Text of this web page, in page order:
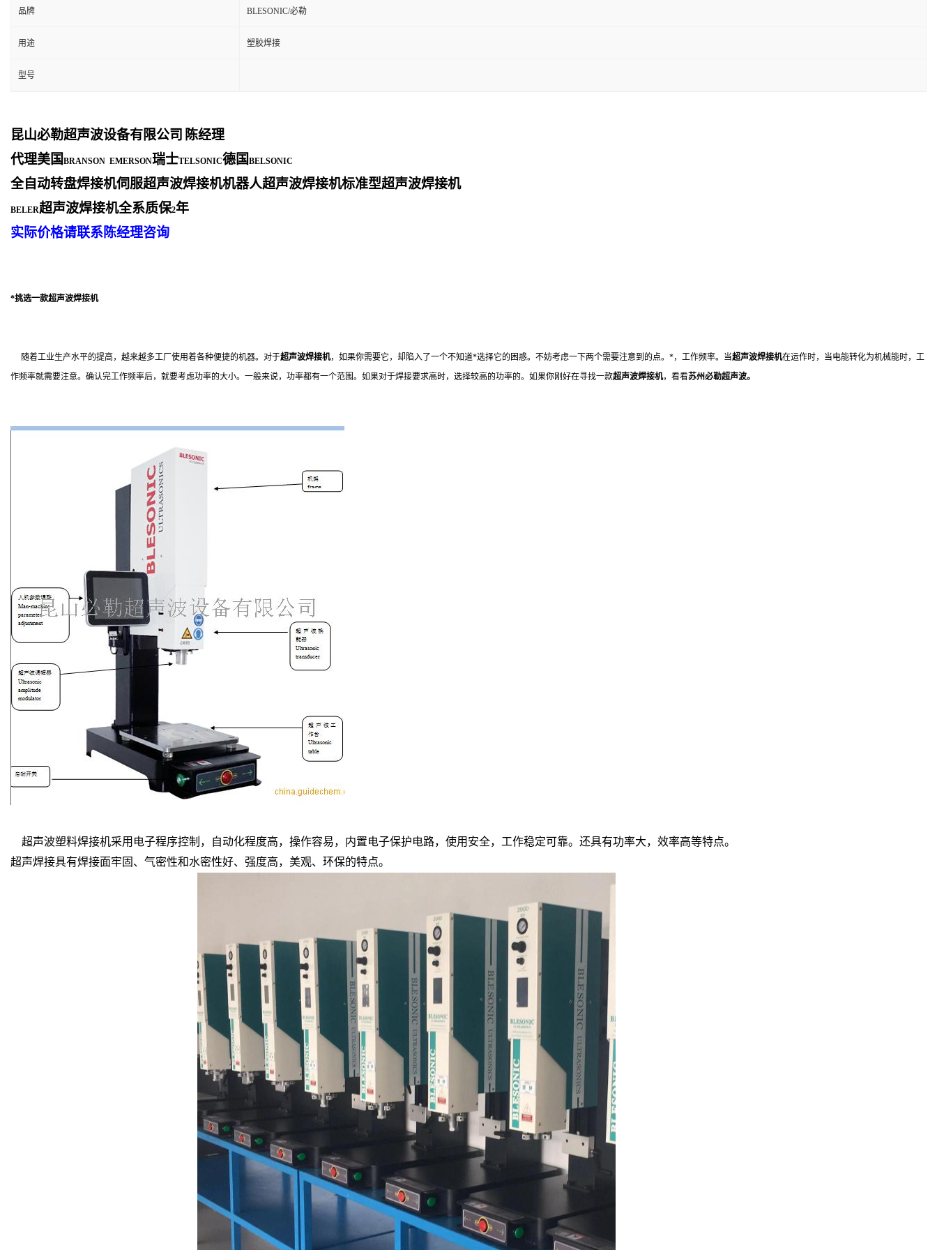
品牌 BLESONIC/必勒
用途 塑胶焊接
型号
昆山必勒超声波设备有限公司 陈经理
代理美国 BRANSON EMERSON瑞士TELSONIC德国 BELSONIC
全自动转盘焊接机伺服超声波焊接机机器人超声波焊接机标准型超声波焊接机
BELER超声波焊接机全系质保2年
实际价格请联系陈经理咨询
*挑选一款超声波焊接机
随着工业生产水平的提高，越来越多工厂使用着各种便捷的机器。对于超声波焊接机，如果你需要它，却陷入了一个不知道*选择它的困惑。不妨考虑一下两个需要注意到的点。*，工作频率。当超声波焊接机在运作时，当电能转化为机械能时，工
作频率就需要注意。确认完工作频率后，就要考虑功率的大小。一般来说，功率都有一个范围。如果对于焊接要求高时，选择较高的功率的。如果你刚好在寻找一款超声波焊接机，看看苏州必勒超声波。
超声波塑料焊接机采用电子程序控制，自动化程度高，操作容易，内置电子保护电路，使用安全，工作稳定可靠。还具有功率大，效率高等特点。
超声焊接具有焊接面牢固、气密性和水密性好、强度高，美观、环保的特点。